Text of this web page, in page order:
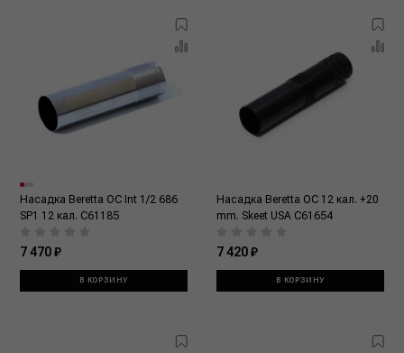
Насадка Beretta OC Int 1/2 686
SP1 12 кал. С61185
7 470 ₽
В КОРЗИНУ
Насадка Beretta OC 12 кал. +20
mm. Skeet USA C61654
7 420 ₽
В КОРЗИНУ